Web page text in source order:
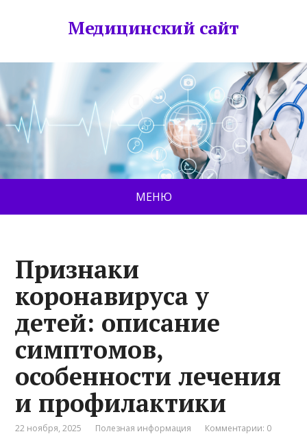
Медицинский сайт
МЕНЮ
Признаки
коронавируса у
детей: описание
симптомов,
особенности лечения
и профилактики
22 ноября, 2025 Полезная информация Комментарии: 0